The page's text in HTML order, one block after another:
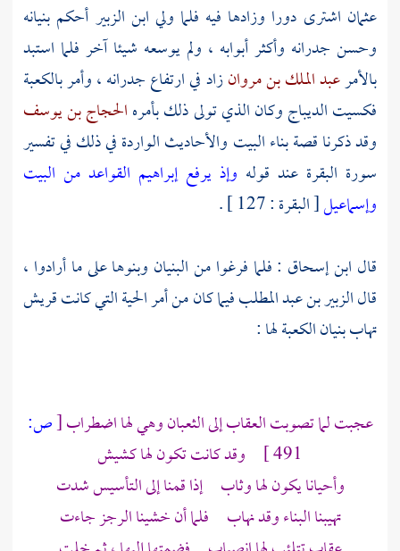
عثمان اشترى دورا وزادها فيه فلما ولي ابن الزبير أحكم بنيانه
وحسن جدرانه وأكثر أبوابه ، ولم يوسعه شيئا آخر فلما استبد
بالأمرعبد الملك بن مروانزاد في ارتفاع جدرانه ، وأمربالكعبة
فكسيت الديباج وكان الذي تولى ذلك بأمرهالحجاج بن يوسف
وقد ذكرنا قصة بناءالبيت والأحاديث الواردة في ذلك في تفسير
سورة البقرة عند قوله وإذ يرفع إبراهيم القواعد من البيت
وإسماعيل[ البقرة : 127 ] .
قال ابن إسحاق : فلما فرغوا من البنيان وبنوها على ما أرادوا ،
قالالزبير بن عبد المطلبفيما كان من أمر الحية التي كانتقريش
تهاب بنيانالكعبةلها :
عجبت لما تصوبت العقاب إلى الثعبان وهي لها اضطراب[ص:
491 ]
وقد كانت تكون لها كشيش
وأحيانا يكون لها وثاب إذا قمنا إلى التأسيس شدت
تهيبنا البناء وقد نهاب فلما أن خشينا الرجز جاءت